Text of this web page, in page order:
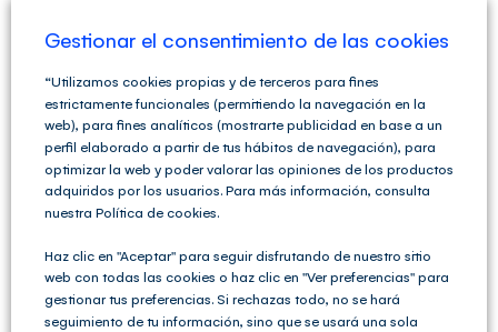
Calendario
Laboral
Calendario
Laboral en
la
de Madrid
2024
Deja tu comentario
Gestionar el consentimiento de las cookies
“Utilizamos cookies propias y de terceros para fines
estrictamente funcionales (permitiendo la navegación en la
web), para fines analíticos (mostrarte publicidad en base a un
perfil elaborado a partir de tus hábitos de navegación), para
optimizar la web y poder valorar las opiniones de los productos
adquiridos por los usuarios. Para más información, consulta
nuestra Política de cookies.
Haz clic en "Aceptar" para seguir disfrutando de nuestro sitio
web con todas las cookies o haz clic en "Ver preferencias" para
gestionar tus preferencias. Si rechazas todo, no se hará
seguimiento de tu información, sino que se usará una sola